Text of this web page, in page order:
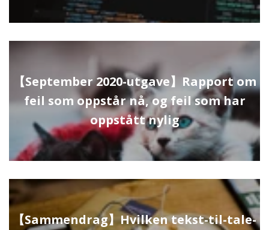
【September 2020-utgave】Rapport om
feil som oppstår nå, og feil som har
oppstått nylig
【Sammendrag】Hvilken tekst-til-tale-